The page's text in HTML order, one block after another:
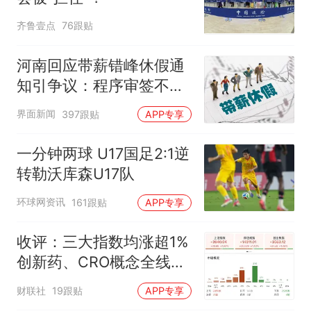
齐鲁壹点 76跟贴
河南回应带薪错峰休假通
知引争议：程序审签不规
范，待修改后予以印发
界面新闻 397跟贴 APP专享
一分钟两球 U17国足2:1逆
转勒沃库森U17队
环球网资讯 161跟贴 APP专享
收评：三大指数均涨超1%
创新药、CRO概念全线走
强
财联社 19跟贴 APP专享